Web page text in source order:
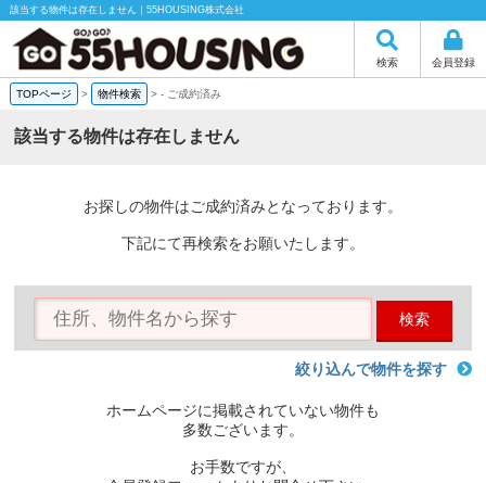
該当する物件は存在しません｜55HOUSING株式会社
検索 会員登録
TOPページ > 物件検索 >- ご成約済み
該当する物件は存在しません
お探しの物件はご成約済みとなっております。
下記にて再検索をお願いたします。
検索
絞り込んで物件を探す
ホームページに掲載されていない物件も
多数ございます。
お手数ですが、